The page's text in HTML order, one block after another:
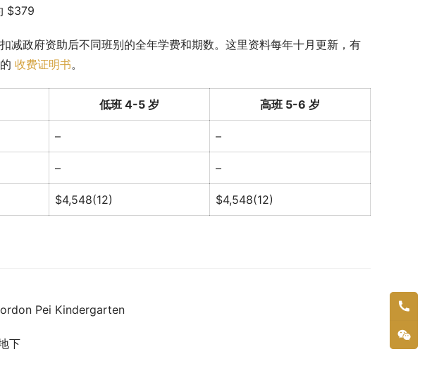
$379
减政府资助后不同班别的全年学费和期数。这里资料每年十月更新，有
收费证明书。
低班 4-5 岁 高班 5-6 岁
– –
– –
$4,548(12) $4,548(12)
Pei Kindergarten
下